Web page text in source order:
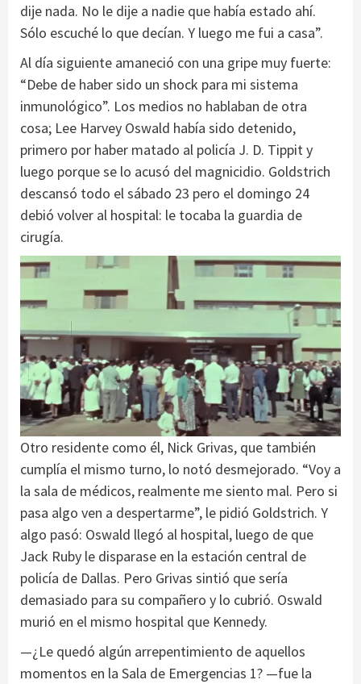
dije nada. No le dije a nadie que había estado ahí.
Sólo escuché lo que decían. Y luego me fui a casa”.
Al día siguiente amaneció con una gripe muy fuerte:
“Debe de haber sido un shock para mi sistema
inmunológico”. Los medios no hablaban de otra
cosa; Lee Harvey Oswald había sido detenido,
primero por haber matado al policía J. D. Tippit y
luego porque se lo acusó del magnicidio. Goldstrich
descansó todo el sábado 23 pero el domingo 24
debió volver al hospital: le tocaba la guardia de
cirugía.
Otro residente como él, Nick Grivas, que también
cumplía el mismo turno, lo notó desmejorado. “Voy a
la sala de médicos, realmente me siento mal. Pero si
pasa algo ven a despertarme”, le pidió Goldstrich. Y
algo pasó: Oswald llegó al hospital, luego de que
Jack Ruby le disparase en la estación central de
policía de Dallas. Pero Grivas sintió que sería
demasiado para su compañero y lo cubrió. Oswald
murió en el mismo hospital que Kennedy.
—¿Le quedó algún arrepentimiento de aquellos
momentos en la Sala de Emergencias 1? —fue la